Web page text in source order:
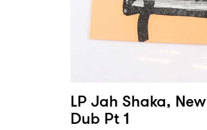
LP Jah Shaka,
Dub Pt 1